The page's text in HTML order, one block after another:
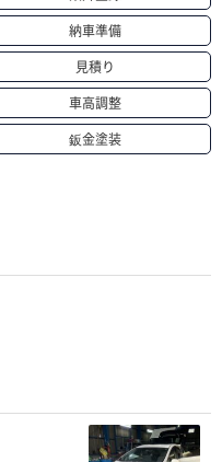
納車準備
見積り
車高調整
鈑金塗装